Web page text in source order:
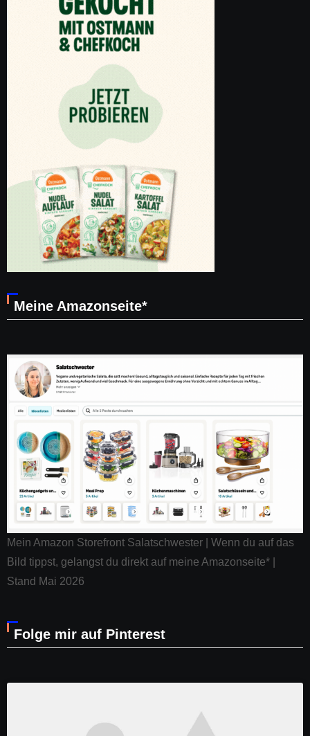
Meine Amazonseite*
Mein Amazon Storefront Salatschwester | Wenn du auf das
Bild tippst, gelangst du direkt auf meine Amazonseite* |
Stand Mai 2026
Folge mir auf Pinterest